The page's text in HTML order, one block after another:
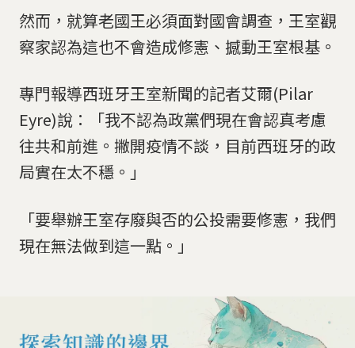
然而，就算老國王必須面對國會調查，王室觀
察家認為這也不會造成修憲、撼動王室根基。
專門報導西班牙王室新聞的記者艾爾(Pilar
Eyre)說：「我不認為政黨們現在會認真考慮
往共和前進。撇開疫情不談，目前西班牙的政
局實在太不穩。」
「要舉辦王室存廢與否的公投需要修憲，我們
現在無法做到這一點。」